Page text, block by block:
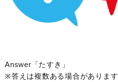
Answer「たすき」
※答えは複数ある場合があります